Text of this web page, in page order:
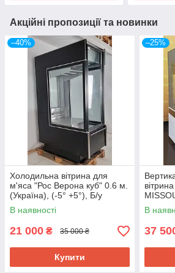
Акційні пропозиції та новинки
–40%
Холодильна вітрина для
м'яса "Рос Верона куб" 0.6 м.
(Україна), (-5° +5°), Б/у
В наявності
21 000 ₴ 35 000 ₴
Купити
–25%
Б/у
В
37